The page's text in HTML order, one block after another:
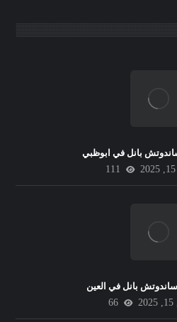
بانل في ابوظبي
111
بانل في العين
66